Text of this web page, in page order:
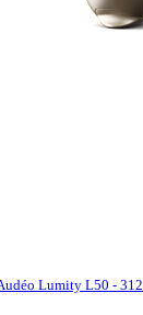
Lumity L50 - 312